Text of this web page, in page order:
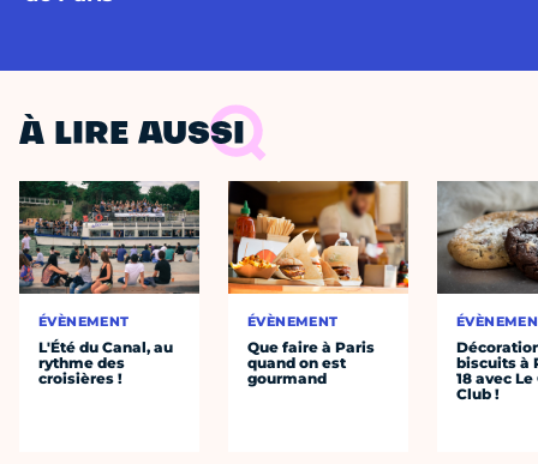
À LIRE AUSSI
ÉVÈNEMENT
L'Été du Canal, au
rythme des
croisières !
ÉVÈNEMENT
Que faire à Paris
quand on est
gourmand
biscuits à
18 avec
Club !